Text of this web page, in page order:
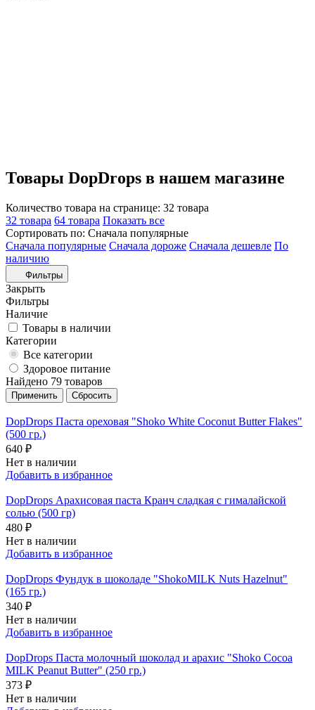
Товары DopDrops в нашем магазине
Количество товара на странице: 32 товара
32 товара 64 товара Показать все
Сортировать по: Сначала популярные
Сначала популярные Сначала дороже Сначала дешевле По
наличию
Фильтры
Закрыть
Фильтры
Наличие
Товары в наличии
Категории
Все категории
Здоровое питание
Найдено 79 товаров
DopDrops Паста ореховая "Shoko White Coconut Butter Flakes"
(500 гр.)
640 ₽
Нет в наличии
Добавить в избранное
DopDrops Арахисовая паста Кранч сладкая с гималайской
солью (500 гр)
480 ₽
Нет в наличии
Добавить в избранное
DopDrops Фундук в шоколаде "ShokoMILK Nuts Hazelnut"
(165 гр.)
340 ₽
Нет в наличии
Добавить в избранное
DopDrops Паста молочный шоколад и арахис "Shoko Cocoa
MILK Peanut Butter" (250 гр.)
373 ₽
Нет в наличии